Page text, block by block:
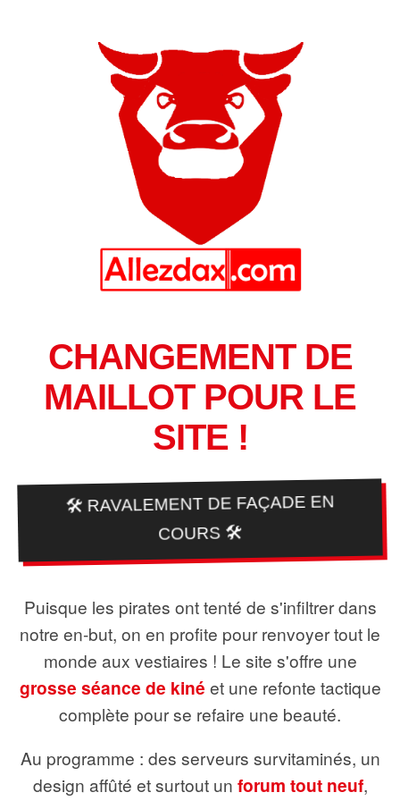
CHANGEMENT DE
MAILLOT POUR LE
SITE !
🛠️ RAVALEMENT DE FAÇADE EN
COURS 🛠️
Puisque les pirates ont tenté de s'infiltrer dans
notre en-but, on en profite pour renvoyer tout le
monde aux vestiaires ! Le site s'offre une
grosse séance de kiné et une refonte tactique
complète pour se refaire une beauté.
Au programme : des serveurs survitaminés, un
design affûté et surtout un forum tout neuf,